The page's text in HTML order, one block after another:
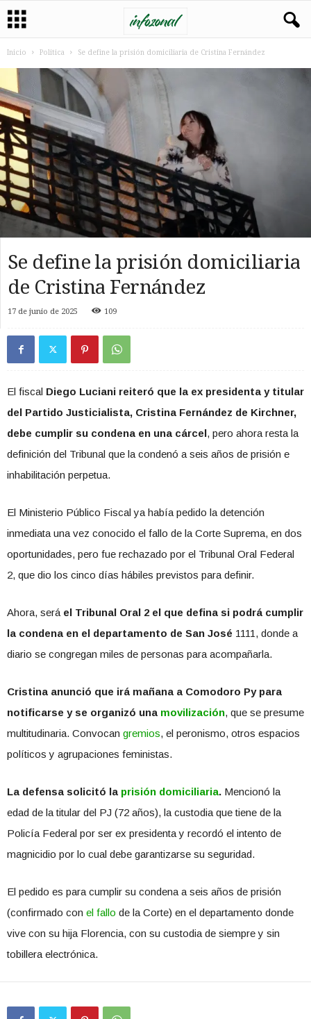
Inicio Politica Se define la prisión domiciliaria de Cristina Fernández
Se define la prisión domiciliaria
de Cristina Fernández
17 de junio de 2025 109
El fiscal Diego Luciani reiteró que la ex presidenta y titular
del Partido Justicialista, Cristina Fernández de Kirchner,
debe cumplir su condena en una cárcel, pero ahora resta la
definición del Tribunal que la condenó a seis años de prisión e
inhabilitación perpetua.
El Ministerio Público Fiscal ya había pedido la detención
inmediata una vez conocido el fallo de la Corte Suprema, en dos
oportunidades, pero fue rechazado por el Tribunal Oral Federal
2, que dio los cinco días hábiles previstos para definir.
Ahora, será el Tribunal Oral 2 el que defina si podrá cumplir
la condena en el departamento de San José 1111, donde a
diario se congregan miles de personas para acompañarla.
Cristina anunció que irá mañana a Comodoro Py para
notificarse y se organizó una movilización, que se presume
multitudinaria. Convocan gremios, el peronismo, otros espacios
políticos y agrupaciones feministas.
La defensa solicitó la prisión domiciliaria. Mencionó la
edad de la titular del PJ (72 años), la custodia que tiene de la
Policía Federal por ser ex presidenta y recordó el intento de
magnicidio por lo cual debe garantizarse su seguridad.
El pedido es para cumplir su condena a seis años de prisión
(confirmado con el fallo de la Corte) en el departamento donde
vive con su hija Florencia, con su custodia de siempre y sin
tobillera electrónica.